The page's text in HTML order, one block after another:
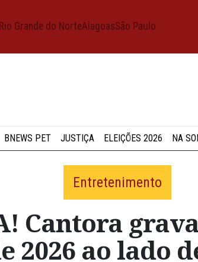
Rio Grande do NorteAlagoasSão Paulo
BNEWS PET JUSTIÇA ELEIÇÕES 2026 NA
Entretenimento
Cantora
2026 ao lado